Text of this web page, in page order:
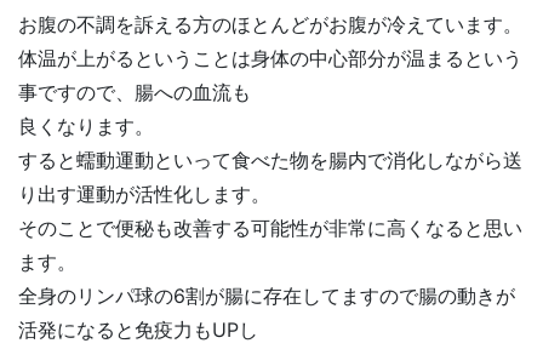
お腹の不調を訴える方のほとんどがお腹が冷えています。
体温が上がるということは身体の中心部分が温まるという
事ですので、腸への血流も
良くなります。
すると蠕動運動といって食べた物を腸内で消化しながら送
り出す運動が活性化します。
そのことで便秘も改善する可能性が非常に高くなると思い
ます。
全身のリンパ球の6割が腸に存在してますので腸の動きが
活発になると免疫力もUPし